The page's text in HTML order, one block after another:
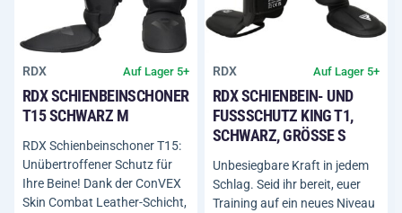
RDX Auf Lager 5+
RDX SCHIENBEINSCHONER
T15 SCHWARZ M
RDX Schienbeinschoner T15:
Unübertroffener Schutz für
Ihre Beine! Dank der ConVEX
Skin Combat Leather-Schicht,
RDX Auf Lager 5+
RDX SCHIENBEIN- UND
FUSSSCHUTZ KING T1, S
CHWARZ, GRÖSSE S
Unbesiegbare Kraft in jedem
Schlag. Seid ihr bereit, euer
Training auf ein neues Niveau